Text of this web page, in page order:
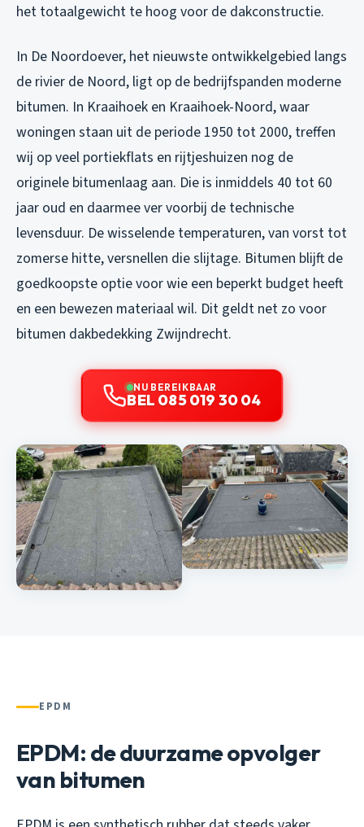
het totaalgewicht te hoog voor de dakconstructie.
In De Noordoever, het nieuwste ontwikkelgebied langs
de rivier de Noord, ligt op de bedrijfspanden moderne
bitumen. In Kraaihoek en Kraaihoek-Noord, waar
woningen staan uit de periode 1950 tot 2000, treffen
wij op veel portiekflats en rijtjeshuizen nog de
originele bitumenlaag aan. Die is inmiddels 40 tot 60
jaar oud en daarmee ver voorbij de technische
levensduur. De wisselende temperaturen, van vorst tot
zomerse hitte, versnellen die slijtage. Bitumen blijft de
goedkoopste optie voor wie een beperkt budget heeft
en een bewezen materiaal wil. Dit geldt net zo voor
bitumen dakbedekking Zwijndrecht.
NU BEREIKBAAR
BEL 085 019 30 04
EPDM
EPDM: de duurzame opvolger
van bitumen